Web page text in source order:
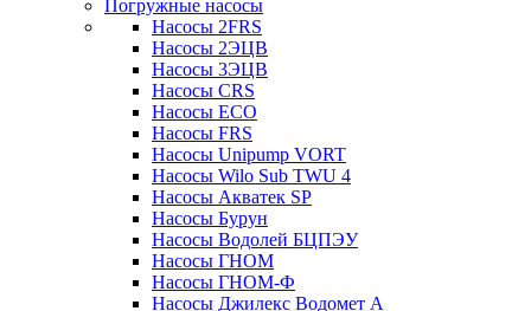
Погружные насосы
Насосы 2FRS
Насосы 2ЭЦВ
Насосы 3ЭЦВ
Насосы CRS
Насосы ECO
Насосы FRS
Насосы Unipump VORT
Насосы Wilo Sub TWU 4
Насосы Акватек SP
Насосы Бурун
Насосы Водолей БЦПЭУ
Насосы ГНОМ
Насосы ГНОМ-Ф
Насосы Джилекс Водомет А